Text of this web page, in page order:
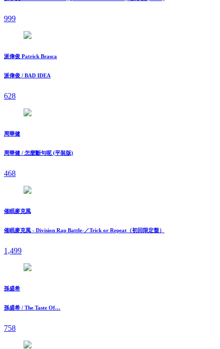
999
派偉俊 Patrick Brasca
派偉俊 / BAD IDEA
628
周華健
周華健 / 怎麼斷句呢 (平裝版)
468
催眠麥克風
催眠麥克風 - Division Rap Battle-／Trick or Repeat（初回限定盤）
1,499
孫盛希
孫盛希 / The Taste Of…
758